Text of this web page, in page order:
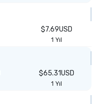
$7.69USD
1 Yıl
$65.31USD
1 Yıl